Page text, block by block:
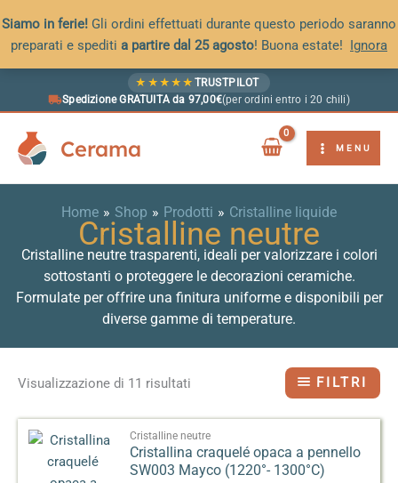
Siamo in ferie! Gli ordini effettuati durante questo periodo saranno
preparati e spediti a partire dal 25 agosto! Buona estate! Ignora
★ ★ ★ ★ ★ TRUSTPILOT
Spedizione GRATUITA da 97,00€(per ordini entro i 20 chili)
Cerama MENU
Home Shop Prodotti Cristalline liquide
Cristalline neutre
Cristalline neutre trasparenti, ideali per valorizzare i colori
sottostanti o proteggere le decorazioni ceramiche.
Formulate per offrire una finitura uniforme e disponibili per
diverse gamme di temperature.
Visualizzazione di 11 risultati FILTRI
Cristalline neutre
Cristallina craquelé opaca a pennello
SW003 Mayco (1220°- 1300°C)